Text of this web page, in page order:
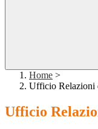
Home >
Ufficio Relazioni
Ufficio